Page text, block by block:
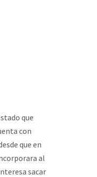
que
con
que en
al
sacar